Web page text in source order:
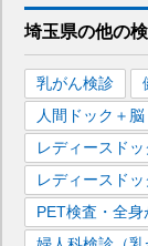
埼玉県の他の
乳がん検診
人間ドック＋脳
レディースド
レディースド
PET検査・全